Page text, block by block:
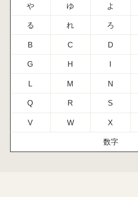
や ゆ よ
る れ ろ
B C D
G H I
L M N
Q R S
V W X
数字